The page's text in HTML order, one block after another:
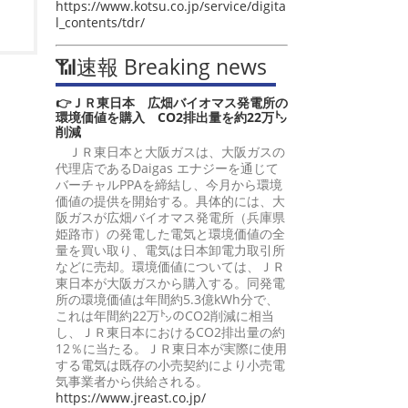
https://www.kotsu.co.jp/service/digita
l_contents/tdr/
📶速報 Breaking news
👉ＪＲ東日本 広畑バイオマス発電所の
環境価値を購入 CO2排出量を約22万㌧
削減
ＪＲ東日本と大阪ガスは、大阪ガスの
代理店であるDaigas エナジーを通じて
バーチャルPPAを締結し、今月から環境
価値の提供を開始する。具体的には、大
阪ガスが広畑バイオマス発電所（兵庫県
姫路市）の発電した電気と環境価値の全
量を買い取り、電気は日本卸電力取引所
などに売却。環境価値については、ＪＲ
東日本が大阪ガスから購入する。同発電
所の環境価値は年間約5.3億kWh分で、
これは年間約22万㌧のCO2削減に相当
し、ＪＲ東日本におけるCO2排出量の約
12％に当たる。ＪＲ東日本が実際に使用
する電気は既存の小売契約により小売電
気事業者から供給される。
https://www.jreast.co.jp/